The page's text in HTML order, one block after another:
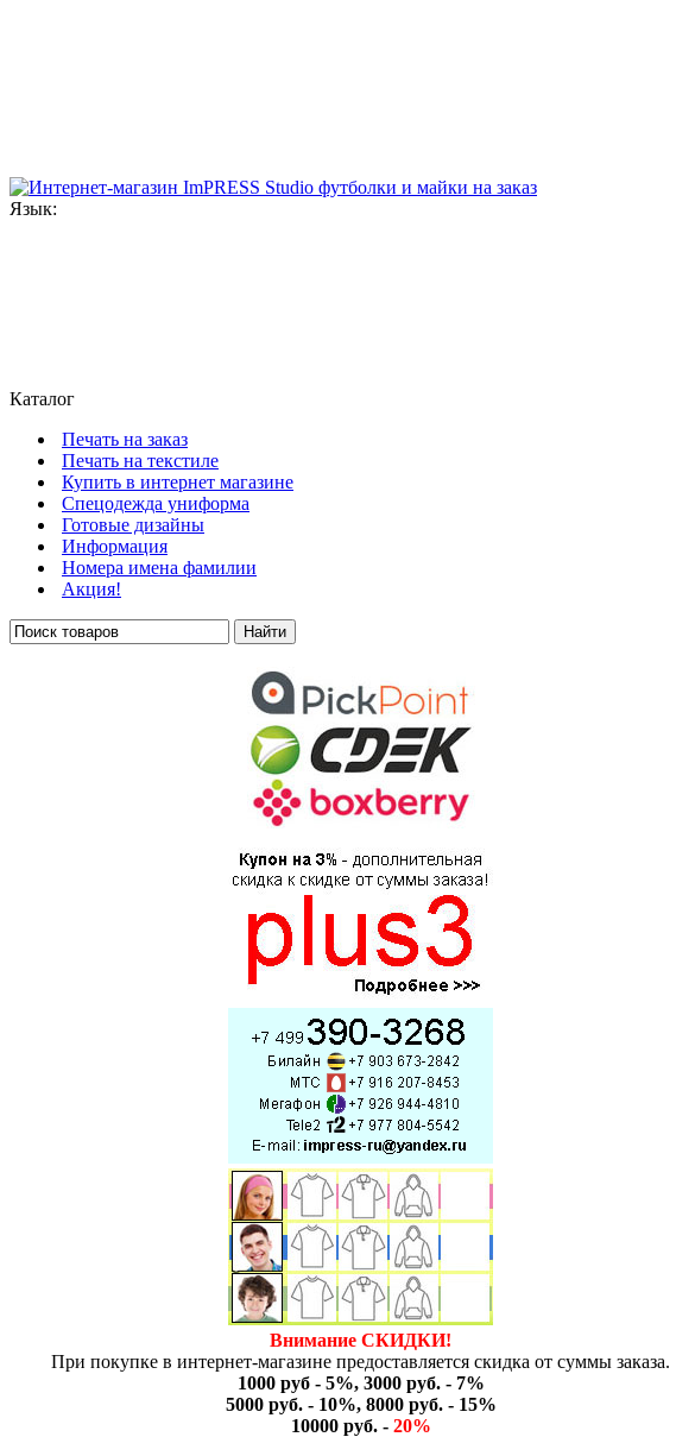
Язык:
Каталог
Печать на заказ
Печать на текстиле
Купить в интернет магазине
Cпецодежда униформа
Готовые дизайны
Информация
Номера имена фамилии
Акция!
Внимание СКИДКИ!
При покупке в интернет-магазине предоставляется скидка от суммы заказа.
1000 руб - 5%, 3000 руб. - 7%
5000 руб. - 10%, 8000 руб. - 15%
10000 руб. - 20%